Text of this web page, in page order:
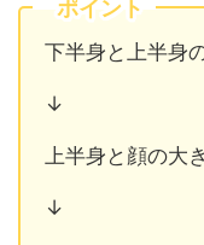
ポイント
下半身と上半身
↓
上半身と顔の大
↓